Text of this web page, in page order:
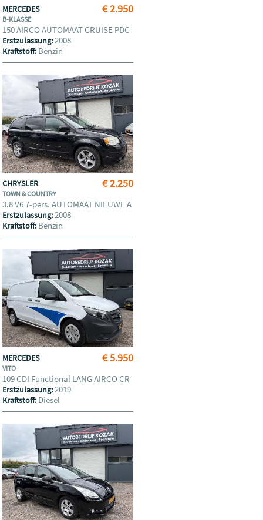
€ 2.950
MERCEDES
B-KLASSE
150 AIRCO AUTOMAAT CRUISE PDC
Erstzulassung:2008
Kraftstoff: Benzin
€ 2.250
CHRYSLER
TOWN & COUNTRY
3.8 V6 7-pers. AUTOMAAT NIEUWE A
Erstzulassung:2008
Kraftstoff: Benzin
€ 5.950
MERCEDES
VITO
109 CDI Functional LANG AIRCO CR
Erstzulassung:2019
Kraftstoff: Diesel